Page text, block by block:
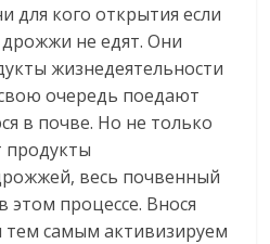
для кого открытия если
не едят. Они
жизнедеятельности
очередь поедают
в почве. Но не только
продукты
весь почвенный
этом процессе. Внося
самым активизируем